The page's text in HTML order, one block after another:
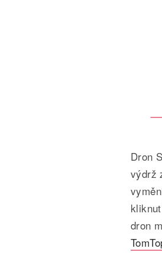
Dron
výdrž
dron